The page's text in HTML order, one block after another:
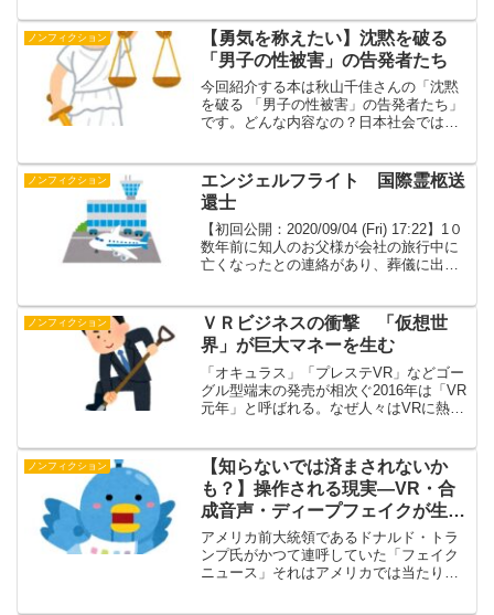
2000年7月、神奈川県逗子市でイギリ...
ノンフィクション
【勇気を称えたい】沈黙を破る
「男子の性被害」の告発者たち
今回紹介する本は秋山千佳さんの「沈黙
を破る 「男子の性被害」の告発者たち」
です。どんな内容なの？日本社会では長
務所社長……。社会の沈黙はいつまで続
くのか?たった一人...
ノンフィクション
エンジェルフライト 国際霊柩送
還士
【初回公開：2020/09/04 (Fri) 17:22】1０
数年前に知人のお父様が会社の旅行中に
亡くなったとの連絡があり、葬儀に出席
のプレー中に急に倒れて帰らぬ人とな...
ノンフィクション
ＶＲビジネスの衝撃 「仮想世
界」が巨大マネーを生む
「オキュラス」「プレステVR」などゴー
グル型端末の発売が相次ぐ2016年は「VR
元年」と呼ばれる。なぜ人々はVRに熱狂
ーナリストによる渾身のレポート！2016
年に...
ノンフィクション
【知らないでは済まされないか
も？】操作される現実―VR・合
成音声・ディープフェイクが生む
虚構のプロパガンダ
アメリカ前大統領であるドナルド・トラ
ンプ氏がかつて連呼していた「フェイク
ニュース」それはアメリカでは当たり前